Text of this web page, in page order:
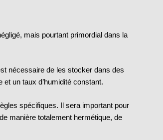
mais pourtant primordial dans la
nécessaire de les stocker dans des
un taux d’humidité constant.
spécifiques. Il sera important pour
manière totalement hermétique, de